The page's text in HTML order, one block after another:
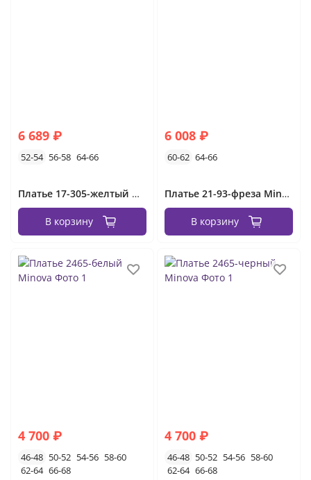
6 689 ₽
52-54 56-58 64-66
Платье 17-305-желтый Minova
В корзину
6 008 ₽
60-62 64-66
Платье 21-93-фреза Minova
В корзину
4 700 ₽
46-48 50-52 54-56 58-60
62-64 66-68
4 700 ₽
46-48 50-52 54-56 58-60
62-64 66-68